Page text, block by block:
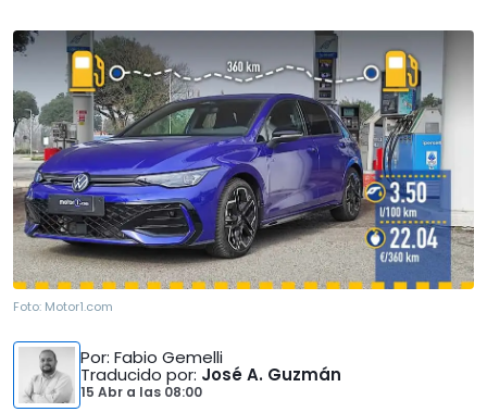
Foto: Motor1.com
Por: Fabio Gemelli
Traducido por: José A. Guzmán
15 Abr a las 08:00